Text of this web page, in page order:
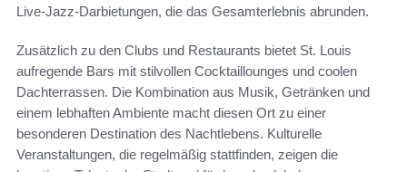
Live-Jazz-Darbietungen, die das Gesamterlebnis abrunden.
Zusätzlich zu den Clubs und Restaurants bietet St. Louis
aufregende Bars mit stilvollen Cocktaillounges und coolen
Dachterrassen. Die Kombination aus Musik, Getränken und
einem lebhaften Ambiente macht diesen Ort zu einer
besonderen Destination des Nachtlebens. Kulturelle
Veranstaltungen, die regelmäßig stattfinden, zeigen die